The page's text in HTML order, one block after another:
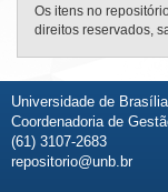
Os itens no
direitos reservados,
Universidade de
Coordenadoria de
(61) 3107-2683
repositorio@unb.br